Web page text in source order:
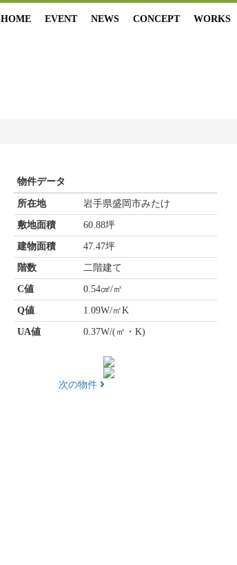
HOME EVENT NEWS CONCEPT WORKS
物件データ
所在地 岩手県盛岡市みたけ
敷地面積 60.88坪
建物面積 47.47坪
階数 二階建て
C値 0.54㎠/㎡
Q値 1.09W/㎡K
UA値 0.37W/(㎡・K)
次の物件